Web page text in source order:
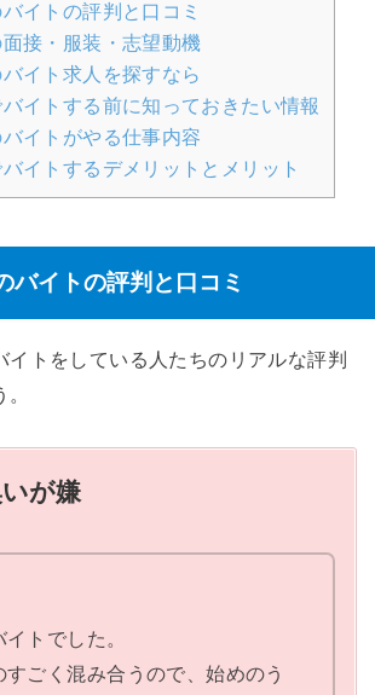
バイトの評判と口コミ
面接・服装・志望動機
バイト求人を探すなら
バイトする前に知っておきたい情報
バイトがやる仕事内容
バイトするデメリットとメリット
バイトの評判と口コミ
イトをしている人たちのリアルな評判
が嫌
トでした。
すごく混み合うので、始めのう